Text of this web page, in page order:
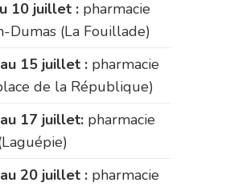
10 juillet : pharmacie
Dumas (La Fouillade)
15 juillet : pharmacie
de la République)
17 juillet: pharmacie
20 juillet : pharmacie